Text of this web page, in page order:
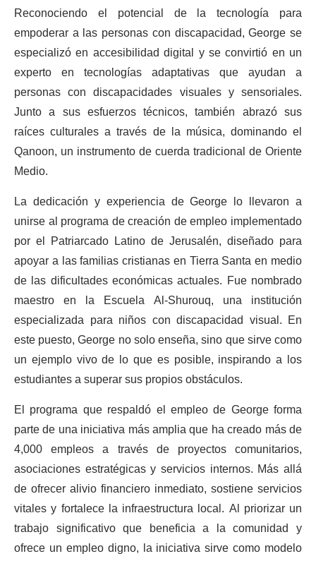
Reconociendo el potencial de la tecnología para
empoderar a las personas con discapacidad, George se
especializó en accesibilidad digital y se convirtió en un
experto en tecnologías adaptativas que ayudan a
personas con discapacidades visuales y sensoriales.
Junto a sus esfuerzos técnicos, también abrazó sus
raíces culturales a través de la música, dominando el
Qanoon, un instrumento de cuerda tradicional de Oriente
Medio.
La dedicación y experiencia de George lo llevaron a
unirse al programa de creación de empleo implementado
por el Patriarcado Latino de Jerusalén, diseñado para
apoyar a las familias cristianas en Tierra Santa en medio
de las dificultades económicas actuales. Fue nombrado
maestro en la Escuela Al-Shurouq, una institución
especializada para niños con discapacidad visual. En
este puesto, George no solo enseña, sino que sirve como
un ejemplo vivo de lo que es posible, inspirando a los
estudiantes a superar sus propios obstáculos.
El programa que respaldó el empleo de George forma
parte de una iniciativa más amplia que ha creado más de
4,000 empleos a través de proyectos comunitarios,
asociaciones estratégicas y servicios internos. Más allá
de ofrecer alivio financiero inmediato, sostiene servicios
vitales y fortalece la infraestructura local. Al priorizar un
trabajo significativo que beneficia a la comunidad y
ofrece un empleo digno, la iniciativa sirve como modelo